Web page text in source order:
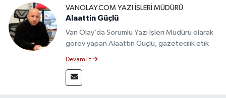
VANOLAY.COM YAZI İŞLERI MÜDÜRÜ
Alaattin Güçlü
Van Olay’da Sorumlu Yazı İşleri Müdürü olarak
görev yapan Alaattin Güçlü, gazetecilik etik
ilkeleri doğrultusunda yayın politikasının
yönetiminden sorumludur. Yerel ve ulusal
gündemi yakından takip eden Güçlü, tarafsız,
Devam Et